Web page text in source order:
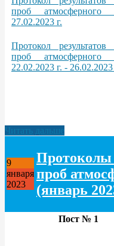
проб атмосферного
27.02.2023 г.
Протокол результатов
проб атмосферного
22.02.2023 г. - 26.02.2023
Читать дальше
9
января
2023
Протоколы
проб
(январь
Пост № 1